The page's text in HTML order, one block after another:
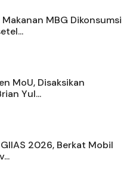
MBG Dikonsumsi
MoU, Disaksikan
Yul...
2026, Berkat Mobil